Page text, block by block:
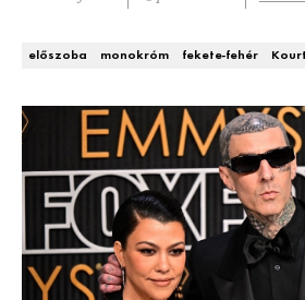
előszoba monokróm fekete-fehér